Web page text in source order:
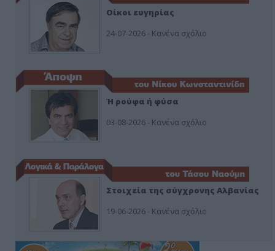
Οίκοι ευγηρίας
24-07-2026 - Κανένα σχόλιο
Ή ρούφα ή φύσα
03-08-2026 - Κανένα σχόλιο
Στοιχεία της σύγχρονης Αλβανίας
19-06-2026 - Κανένα σχόλιο